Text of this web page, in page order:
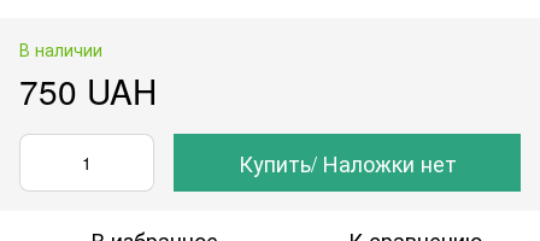
В наличии
750 UAH
Купить/ Наложки нет